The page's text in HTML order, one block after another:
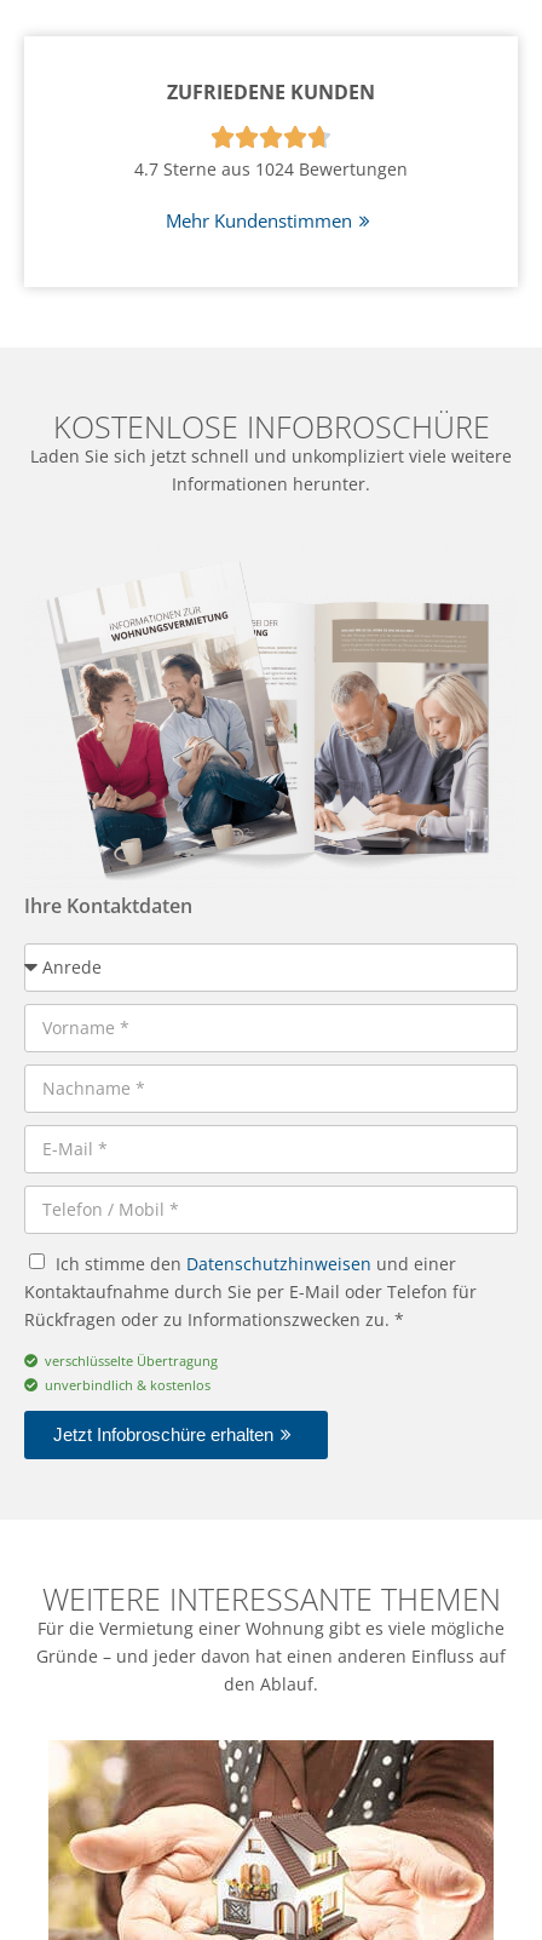
ZUFRIEDENE KUNDEN

4.7 Sterne aus 1024 Bewertungen
Mehr Kundenstimmen
KOSTENLOSE INFOBROSCHÜRE
Laden Sie sich jetzt schnell und unkompliziert viele weitere
Informationen herunter.
Ihre Kontaktdaten
Ich stimme den Datenschutzhinweisen und einer
Kontaktaufnahme durch Sie per E-Mail oder Telefon für
Rückfragen oder zu Informationszwecken zu. *
verschlüsselte Übertragung
unverbindlich & kostenlos
Jetzt Infobroschüre erhalten
WEITERE INTERESSANTE THEMEN
Für die Vermietung einer Wohnung gibt es viele mögliche
Gründe – und jeder davon hat einen anderen Einfluss auf
den Ablauf.